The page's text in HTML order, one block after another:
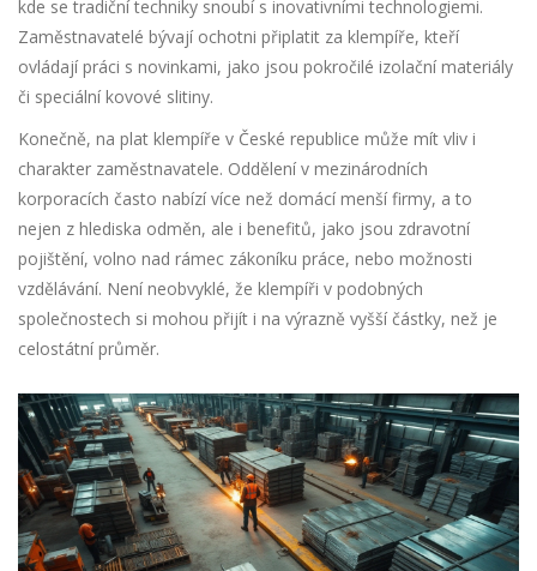
kde se tradiční techniky snoubí s inovativními technologiemi.
Zaměstnavatelé bývají ochotni připlatit za klempíře, kteří
ovládají práci s novinkami, jako jsou pokročilé izolační materiály
či speciální kovové slitiny.
Konečně, na plat klempíře v České republice může mít vliv i
charakter zaměstnavatele. Oddělení v mezinárodních
korporacích často nabízí více než domácí menší firmy, a to
nejen z hlediska odměn, ale i benefitů, jako jsou zdravotní
pojištění, volno nad rámec zákoníku práce, nebo možnosti
vzdělávání. Není neobvyklé, že klempíři v podobných
společnostech si mohou přijít i na výrazně vyšší částky, než je
celostátní průměr.